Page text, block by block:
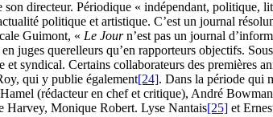
directeur. Périodique « indépendant, politique,
politique et artistique. C’est un journal
Guimont, « Le Journ’est pas un journal
juges querelleurs qu’en rapporteurs objectifs.
syndical. Certains collaborateurs des
qui y publie également[24]. Dans la période qui
(rédacteur en chef et critique), André
Monique Robert. Lyse Nantais[25] et